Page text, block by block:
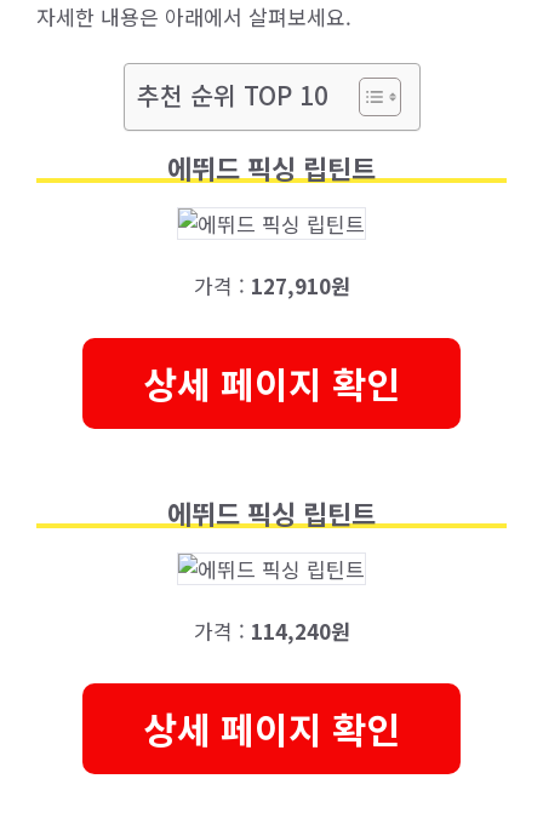
자세한 내용은 아래에서 살펴보세요.
추천 순위 TOP 10
에뛰드 픽싱 립틴트
가격 : 127,910원
상세 페이지 확인
에뛰드 픽싱 립틴트
가격 : 114,240원
상세 페이지 확인